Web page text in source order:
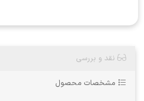
نقد و بررسی
مشخصات محصول